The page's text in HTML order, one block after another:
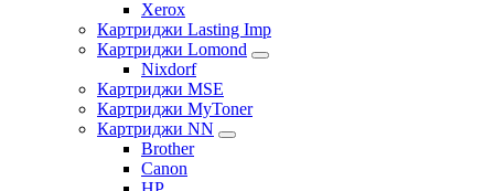
Xerox
Картриджи Lasting Imp
Картриджи Lomond
Nixdorf
Картриджи MSE
Картриджи MyToner
Картриджи NN
Brother
Canon